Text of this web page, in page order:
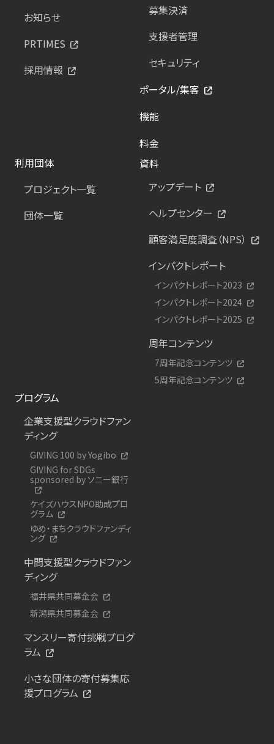
お知らせ
PRTIMES
採用情報
募集決済
支援者管理
セキュリティ
ポータル/集客
機能
料金
利用団体
プロジェクト一覧
団体一覧
資料
アップデート
ヘルプセンター
顧客満足度調査（NPS）
インパクトレポート
インパクトレポート2023
インパクトレポート2024
インパクトレポート2025
周年コンテンツ
7周年記念コンテンツ
5周年記念コンテンツ
プログラム
企業支援型クラウドファン
ディング
GIVING 100 by Yogibo
GIVING for SDGs
sponsored by ソニー銀行
ケイズハウスNPO助成プロ
グラム
ゆめ・まちクラウドファンディ
ング
中間支援型クラウドファン
ディング
福井県共同募金会
新潟県共同募金会
マンスリー寄付挑戦プログ
ラム
小さな団体の寄付募集応
援プログラム